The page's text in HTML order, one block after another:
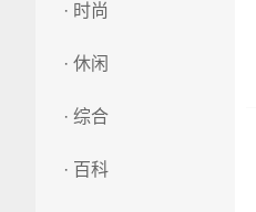
· 时尚
· 休闲
· 综合
· 百科